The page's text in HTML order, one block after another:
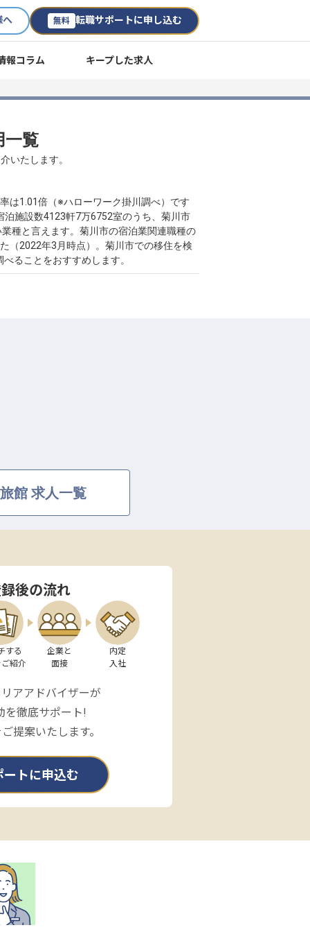
へ 無料 転職サポートに申し込む
報コラム キープした求人
一覧
いたします。
は1.01倍（※ハローワーク掛川調べ）です
施設数4123軒7万6752室のうち、菊川市
種と言えます。菊川市の宿泊業関連職種の
（2022年3月時点）。菊川市での移住を検
ることをおすすめします。
館 求人一覧
後の流れ
する
紹介
企業と
面接
内定
入社
アアドバイザーが
を徹底サポート!
提案いたします。
ートに申込む